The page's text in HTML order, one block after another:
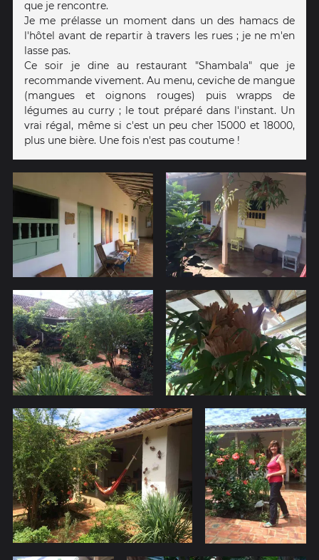
que je rencontre.
Je me prélasse un moment dans un des hamacs de
l'hôtel avant de repartir à travers les rues ; je ne m'en
lasse pas.
Ce soir je dine au restaurant "Shambala" que je
recommande vivement. Au menu, ceviche de mangue
(mangues et oignons rouges) puis wrapps de
légumes au curry ; le tout préparé dans l'instant. Un
vrai régal, même si c'est un peu cher 15000 et 18000,
plus une bière. Une fois n'est pas coutume !